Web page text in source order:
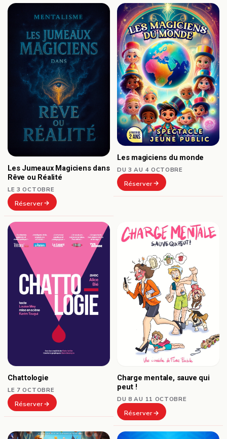
Les Jumeaux Magiciens dans
Rêve ou Réalité
LE 3 OCTOBRE
Réserver
Les magiciens du monde
DU 3 AU 4 OCTOBRE
Réserver
Chattologie
LE 7 OCTOBRE
Réserver
Charge mentale, sauve qui
peut !
DU 8 AU 11 OCTOBRE
Réserver